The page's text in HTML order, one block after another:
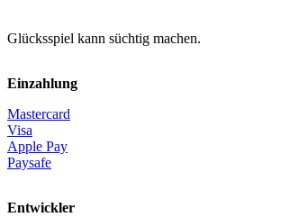
Glücksspiel kann süchtig machen.
Einzahlung
Mastercard
Visa
Apple Pay
Paysafe
Entwickler